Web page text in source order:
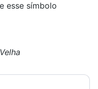
esse símbolo